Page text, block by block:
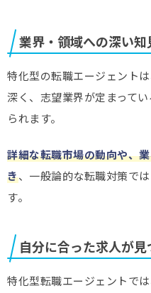
業界・領域への深い知
特化型の転職エージェント
深く、志望業界が定まって
られます。
詳細な転職市場の動向や、
き、一般論的な転職対策で
す。
自分に合った求人が
特化型転職エージェントで